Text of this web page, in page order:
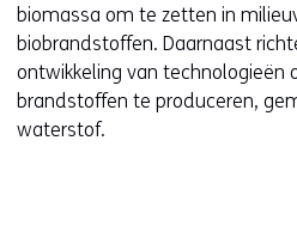
biomassa om te zetten in
biobrandstoffen. Daarnaast
ontwikkeling van technologieën
brandstoffen te produceren,
waterstof.